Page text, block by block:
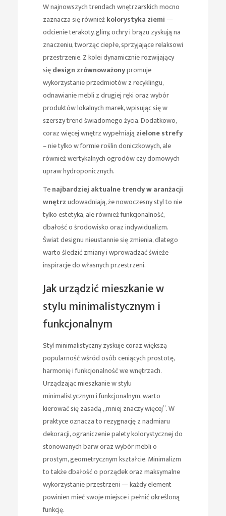
W najnowszych trendach wnętrzarskich mocno
zaznacza się równieżkolorystyka ziemi—
odcienie terakoty, gliny, ochry i brązu zyskują na
znaczeniu, tworząc ciepłe, sprzyjające relaksowi
przestrzenie. Z kolei dynamicznie rozwijający
siędesign zrównoważonypromuje
wykorzystanie przedmiotów z recyklingu,
odnawianie mebli z drugiej ręki oraz wybór
produktów lokalnych marek, wpisując się w
szerszy trend świadomego życia. Dodatkowo,
coraz więcej wnętrz wypełniają zielone strefy
– nie tylko w formie roślin doniczkowych, ale
również wertykalnych ogrodów czy domowych
upraw hydroponicznych.
Tenajbardziej aktualne trendy w aranżacji
wnętrzudowadniają, że nowoczesny styl to nie
tylko estetyka, ale również funkcjonalność,
dbałość o środowisko oraz indywidualizm.
Świat designu nieustannie się zmienia, dlatego
warto śledzić zmiany i wprowadzać świeże
inspiracje do własnych przestrzeni.
Jak urządzić mieszkanie w
stylu minimalistycznym i
funkcjonalnym
Styl minimalistyczny zyskuje coraz większą
popularność wśród osób ceniących prostotę,
harmonię i funkcjonalność we wnętrzach.
Urządzając mieszkanie w stylu
minimalistycznym i funkcjonalnym, warto
kierować się zasadą „mniej znaczy więcej”. W
praktyce oznacza to rezygnację z nadmiaru
dekoracji, ograniczenie palety kolorystycznej do
stonowanych barw oraz wybór mebli o
prostym, geometrycznym kształcie. Minimalizm
to także dbałość o porządek oraz maksymalne
wykorzystanie przestrzeni — każdy element
powinien mieć swoje miejsce i pełnić określoną
funkcję.